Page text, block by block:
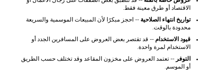
الاقتصاد أو طرق معينة فقط.
تواريخ انتهاء الصلاحية -- احجز مبكرًا لأن المبيعات الموسمية والسريعة
محدودة بالوقت.
قيود الاستخدام -- قد تقتصر بعض العروض على المسافرين الجدد أو
الاستخدام لمرة واحدة.
التوفر -- تعتمد العروض على مخزون المقاعد وقد تختلف حسب الطريق
أو الموسم.